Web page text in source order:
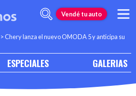
Vendé tu auto
>Chery lanza el nuevo OMODA 5 y anticipa su
ESPECIALES GALERIAS